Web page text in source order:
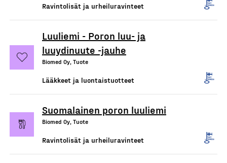
Ravintolisät ja urheiluravinteet
Luuliemi - Poron luu- ja
luuydinuute -jauhe
Biomed Oy, Tuote
Lääkkeet ja luontaistuotteet
Suomalainen poron luuliemi
Biomed Oy, Tuote
Ravintolisät ja urheiluravinteet